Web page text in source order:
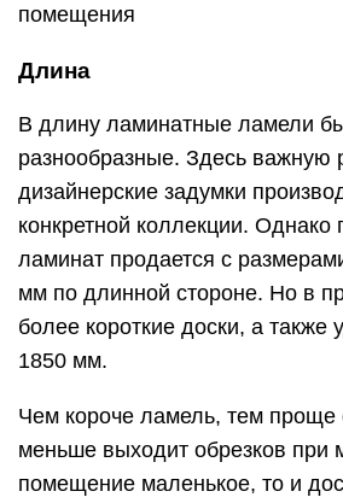
помещения
Длина
В длину ламинатные ламели
разнообразные. Здесь важную
дизайнерские задумки
конкретной коллекции. Однако
ламинат продается с
мм по длинной стороне. Но в
более короткие доски, а также
1850 мм.
Чем короче ламель, тем проще
меньше выходит обрезков при
помещение маленькое, то и